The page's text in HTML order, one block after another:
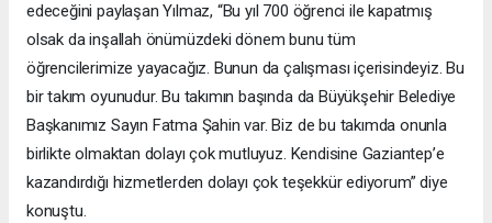
edeceğini paylaşan Yılmaz, “Bu yıl 700 öğrenci ile kapatmış
olsak da inşallah önümüzdeki dönem bunu tüm
öğrencilerimize yayacağız. Bunun da çalışması içerisindeyiz. Bu
bir takım oyunudur. Bu takımın başında da Büyükşehir Belediye
Başkanımız Sayın Fatma Şahin var. Biz de bu takımda onunla
birlikte olmaktan dolayı çok mutluyuz. Kendisine Gaziantep’e
kazandırdığı hizmetlerden dolayı çok teşekkür ediyorum” diye
konuştu.